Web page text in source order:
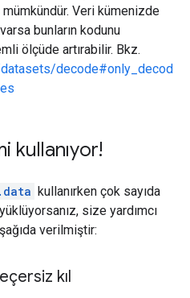
Veri kümenizde
bunların kodunu
ölçüde artırabilir. Bkz.
decode#only_decod
kullanıyor!
kullanırken çok sayıda
size yardımcı
verilmiştir:
kıl